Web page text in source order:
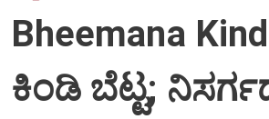
Bheemana
ಕಿಂಡಿ ಬೆಟ್ಟ;